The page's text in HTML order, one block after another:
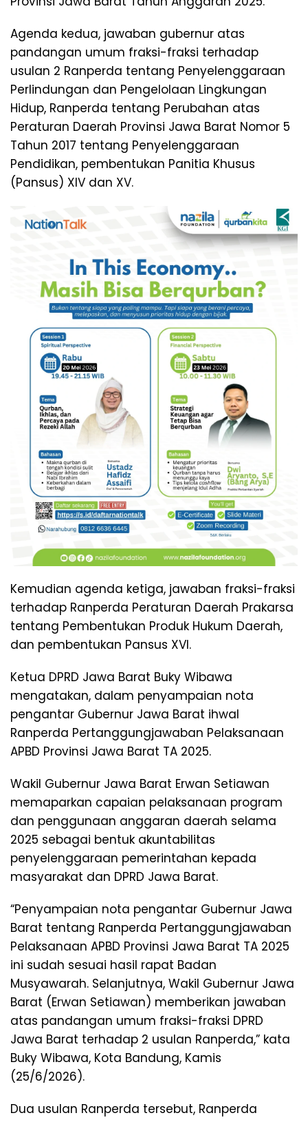
Agenda kedua, jawaban gubernur atas
pandangan umum fraksi-fraksi terhadap
usulan 2 Ranperda tentang Penyelenggaraan
Perlindungan dan Pengelolaan Lingkungan
Hidup, Ranperda tentang Perubahan atas
Peraturan Daerah Provinsi Jawa Barat Nomor 5
Tahun 2017 tentang Penyelenggaraan
Pendidikan, pembentukan Panitia Khusus
(Pansus) XIV dan XV.
Kemudian agenda ketiga, jawaban fraksi-fraksi
terhadap Ranperda Peraturan Daerah Prakarsa
tentang Pembentukan Produk Hukum Daerah,
dan pembentukan Pansus XVI.
Ketua DPRD Jawa Barat Buky Wibawa
mengatakan, dalam penyampaian nota
pengantar Gubernur Jawa Barat ihwal
Ranperda Pertanggungjawaban Pelaksanaan
APBD Provinsi Jawa Barat TA 2025.
Wakil Gubernur Jawa Barat Erwan Setiawan
memaparkan capaian pelaksanaan program
dan penggunaan anggaran daerah selama
2025 sebagai bentuk akuntabilitas
penyelenggaraan pemerintahan kepada
masyarakat dan DPRD Jawa Barat.
“Penyampaian nota pengantar Gubernur Jawa
Barat tentang Ranperda Pertanggungjawaban
Pelaksanaan APBD Provinsi Jawa Barat TA 2025
ini sudah sesuai hasil rapat Badan
Musyawarah. Selanjutnya, Wakil Gubernur Jawa
Barat (Erwan Setiawan) memberikan jawaban
atas pandangan umum fraksi-fraksi DPRD
Jawa Barat terhadap 2 usulan Ranperda,” kata
Buky Wibawa, Kota Bandung, Kamis
(25/6/2026).
Dua usulan Ranperda tersebut, Ranperda